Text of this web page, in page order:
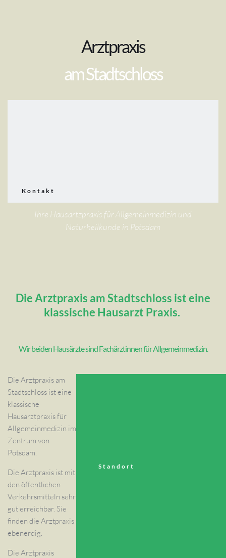
Arztpraxis
am Stadtschloss
Kontakt
Ihre Hausartzpraxis für Allgemeinmedizin und
Naturheilkunde in Potsdam
Die Arztpraxis am Stadtschloss ist eine
klassische Hausarzt Praxis.
Wir beiden Hausärzte sind Fachärztinnen für Allgemeinmedizin.
Die Arztpraxis am
Stadtschloss ist eine
klassische
Hausarztpraxis für
Allgemeinmedizin im
Zentrum von
Potsdam.
Die Arztpraxis ist mit
den öffentlichen
Verkehrsmitteln sehr
gut erreichbar. Sie
finden die Arztpraxis
ebenerdig.
Die Arztpraxis
Standort